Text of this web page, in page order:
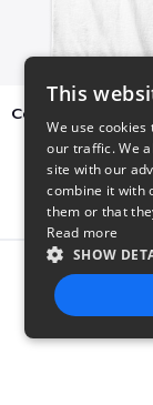
Cat Mom Who
$20
This
We use
our traffic. We
site with our
combine it with
them or that
Read more
SHOW